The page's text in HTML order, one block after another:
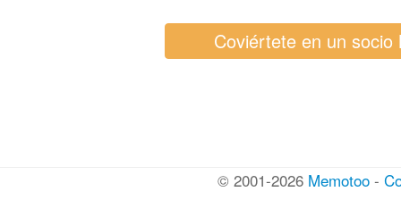
© 2001-2026 Memotoo -